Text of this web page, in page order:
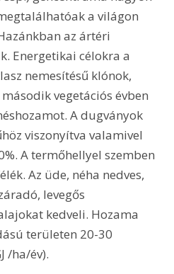
a világon
az ártéri
Energetikai célokra a
nemesíté­sű klónok,
vegetációs évben
A dugványok
viszonyítva valamivel
A termőhellyel szemben
Az üde, néha nedves,
levegős
kedveli. Hozama
területen 20-30
/ha/év).